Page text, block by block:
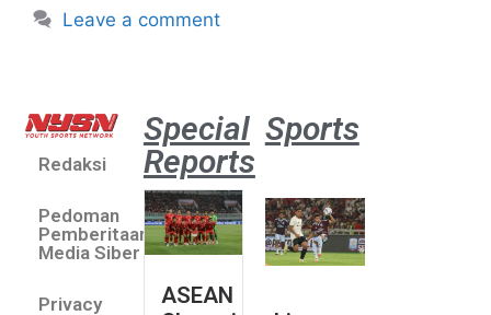
Leave a comment
Redaksi
Pedoman
Pemberitaan
Media Siber
Privacy
Special
Reports
ASEAN
Sports